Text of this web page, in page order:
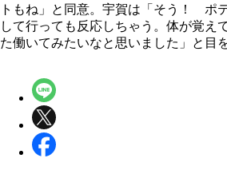
トもね」と同意。宇賀は「そう！ ポ
して行っても反応しちゃう。体が覚え
た働いてみたいなと思いました」と目